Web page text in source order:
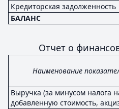
Кредиторская задолженность
БАЛАНС
Отчет о
Наименование
Выручка (за минусом налога
добавленную стоимость,